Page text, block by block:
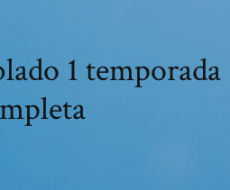
1 temporada